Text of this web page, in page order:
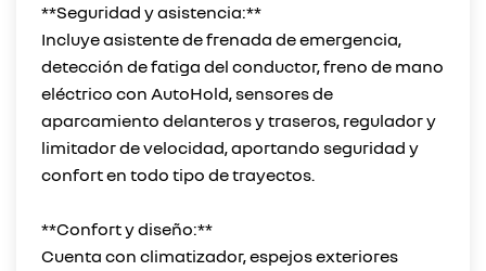
**Seguridad y asistencia:**
Incluye asistente de frenada de emergencia,
detección de fatiga del conductor, freno de mano
eléctrico con AutoHold, sensores de
aparcamiento delanteros y traseros, regulador y
limitador de velocidad, aportando seguridad y
confort en todo tipo de trayectos.
**Confort y diseño:**
Cuenta con climatizador, espejos exteriores